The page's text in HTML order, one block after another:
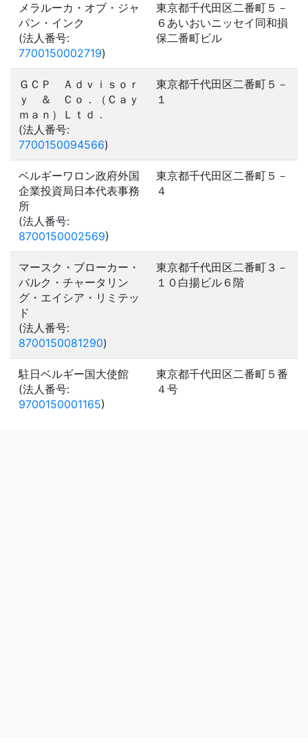
メラルーカ・オブ・ジャ
パン・インク
(法人番号:
7700150002719)
東京都千代田区二番町５－
６あいおいニッセイ同和損
保二番町ビル
ＧＣＰ Ａｄｖｉｓｏｒ
ｙ ＆ Ｃｏ．（Ｃａｙ
ｍａｎ）Ｌｔｄ．
(法人番号:
7700150094566)
東京都千代田区二番町５－
１
ベルギーワロン政府外国
企業投資局日本代表事務
所
(法人番号:
8700150002569)
東京都千代田区二番町５－
４
マースク・ブローカー・
バルク・チャータリン
グ・エイシア・リミテッ
ド
(法人番号:
8700150081290)
東京都千代田区二番町３－
１０白揚ビル６階
駐日ベルギー国大使館
(法人番号:
9700150001165)
東京都千代田区二番町５番
４号